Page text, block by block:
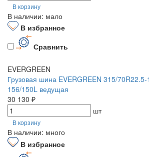
В корзину
В наличии: мало
В избранное
Сравнить
EVERGREEN
Грузовая шина EVERGREEN 315/
156/150L ведущая
30 130 ₽
шт
В корзину
В наличии: много
В избранное